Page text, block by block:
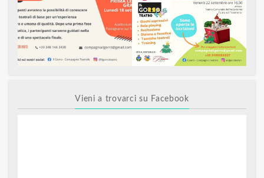
Vieni a trovarci su Facebook